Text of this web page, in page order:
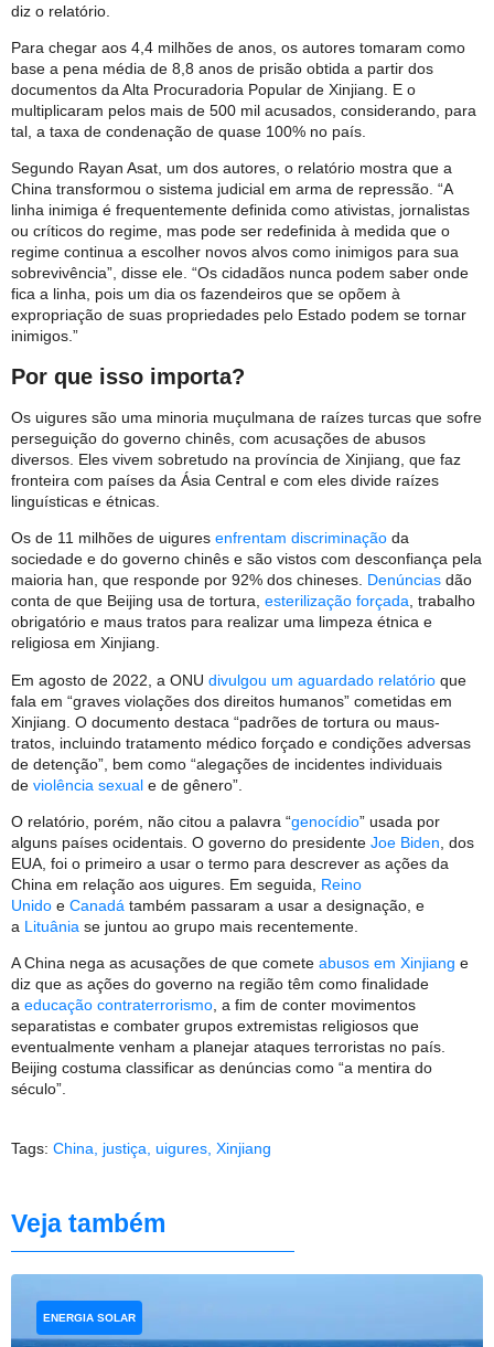
diz o relatório.
Para chegar aos 4,4 milhões de anos, os autores tomaram como
base a pena média de 8,8 anos de prisão obtida a partir dos
documentos da Alta Procuradoria Popular de Xinjiang. E o
multiplicaram pelos mais de 500 mil acusados, considerando, para
tal, a taxa de condenação de quase 100% no país.
Segundo Rayan Asat, um dos autores, o relatório mostra que a
China transformou o sistema judicial em arma de repressão. “A
linha inimiga é frequentemente definida como ativistas, jornalistas
ou críticos do regime, mas pode ser redefinida à medida que o
regime continua a escolher novos alvos como inimigos para sua
sobrevivência”, disse ele. “Os cidadãos nunca podem saber onde
fica a linha, pois um dia os fazendeiros que se opõem à
expropriação de suas propriedades pelo Estado podem se tornar
inimigos.”
Por que isso importa?
Os uigures são uma minoria muçulmana de raízes turcas que sofre
perseguição do governo chinês, com acusações de abusos
diversos. Eles vivem sobretudo na província de Xinjiang, que faz
fronteira com países da Ásia Central e com eles divide raízes
linguísticas e étnicas.
Os de 11 milhões de uigures enfrentam discriminação da
sociedade e do governo chinês e são vistos com desconfiança pela
maioria han, que responde por 92% dos chineses. Denúncias dão
conta de que Beijing usa de tortura, esterilização forçada , trabalho
obrigatório e maus tratos para realizar uma limpeza étnica e
religiosa em Xinjiang.
Em agosto de 2022, a ONU divulgou um aguardado relatório que
fala em “graves violações dos direitos humanos” cometidas em
Xinjiang. O documento destaca “padrões de tortura ou maus-
tratos, incluindo tratamento médico forçado e condições adversas
de detenção”, bem como “alegações de incidentes individuais
de violência sexual e de gênero”.
O relatório, porém, não citou a palavra “genocídio” usada por
alguns países ocidentais. O governo do presidente Joe Biden , dos
EUA, foi o primeiro a usar o termo para descrever as ações da
China em relação aos uigures. Em seguida, Reino
Unido e Canadá também passaram a usar a designação, e
a Lituânia se juntou ao grupo mais recentemente.
A China nega as acusações de que comete abusos em Xinjiang e
diz que as ações do governo na região têm como finalidade
a educação contraterrorismo, a fim de conter movimentos
separatistas e combater grupos extremistas religiosos que
eventualmente venham a planejar ataques terroristas no país.
Beijing costuma classificar as denúncias como “a mentira do
século”.
Tags: China justiça uigures Xinjiang
Veja também
ENERGIA SOLAR